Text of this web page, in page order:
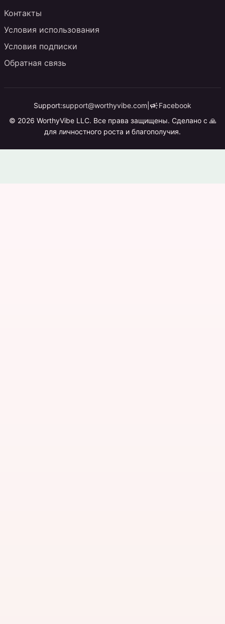
Контакты
Условия использования
Условия подписки
Обратная связь
Support:support@worthyvibe.com campaignFacebook
© 2026 WorthyVibe LLC. Все права защищены. Сделано с 🙏
для личностного роста и благополучия.